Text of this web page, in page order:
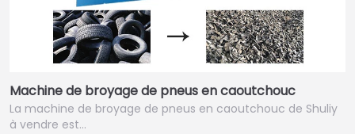
Machine de broyage de pneus en caoutchouc
La machine de broyage de pneus en caoutchouc de Shuliy
à vendre est…